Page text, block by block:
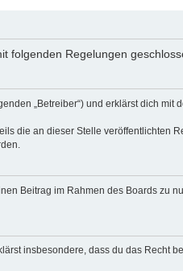
folgenden Regelungen
„Betreiber“) und erklärst dich mit
die an dieser Stelle veröffentlichten
Beitrag im Rahmen des Boards zu
insbesondere, dass du das Recht